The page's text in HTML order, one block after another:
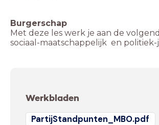
Burgerschap
Met deze les werk je aan de
sociaal-maatschappelijk en politiek-
Werkbladen
PartijStandpunten_MBO.pdf